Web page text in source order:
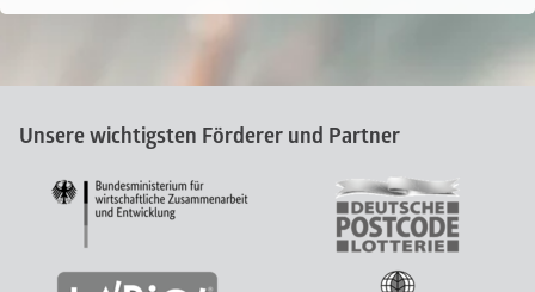
Unsere wichtigsten Förderer und Partner